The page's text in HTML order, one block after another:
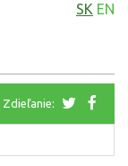
SK EN
Zdieľanie: